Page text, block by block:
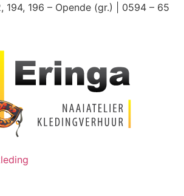
194, 196 – Opende (gr.) | 0594 – 65